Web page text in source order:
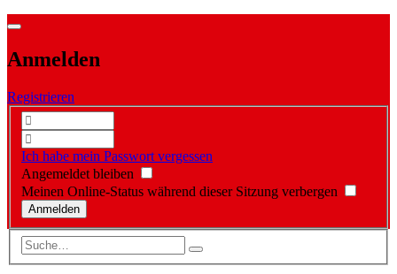
Anmelden
Registrieren
Ich habe mein Passwort vergessen
Angemeldet bleiben
Meinen Online-Status während dieser Sitzung verbergen